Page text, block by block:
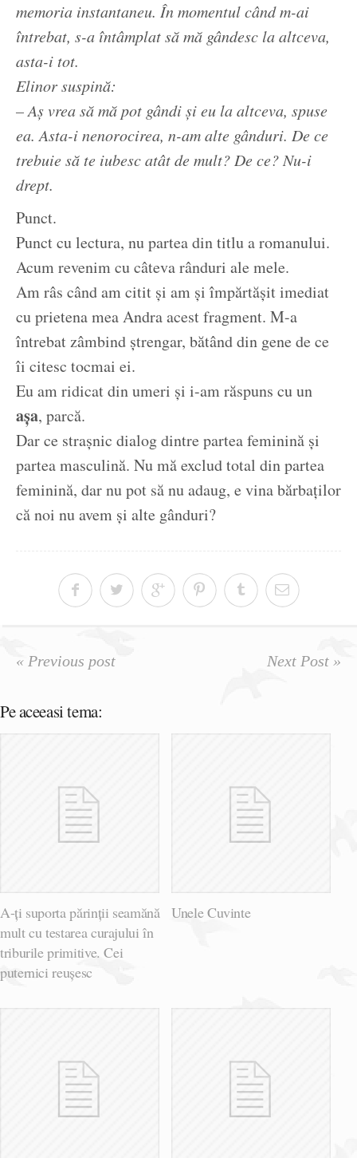
memoria instantaneu. În momentul când m-ai
întrebat, s-a întâmplat să mă gândesc la altceva,
asta-i tot.
Elinor suspină:
– Aș vrea să mă pot gândi și eu la altceva, spuse
ea. Asta-i nenorocirea, n-am alte gânduri. De ce
trebuie să te iubesc atât de mult? De ce? Nu-i
drept.
Punct.
Punct cu lectura, nu partea din titlu a romanului.
Acum revenim cu câteva rânduri ale mele.
Am râs când am citit și am și împărtășit imediat
cu prietena mea Andra acest fragment. M-a
întrebat zâmbind ștrengar, bătând din gene de ce
îi citesc tocmai ei.
Eu am ridicat din umeri și i-am răspuns cu un
așa, parcă.
Dar ce strașnic dialog dintre partea feminină și
partea masculină. Nu mă exclud total din partea
feminină, dar nu pot să nu adaug, e vina bărbaților
că noi nu avem și alte gânduri?
« Previous post Next Post »
Pe aceeasi tema:
A-ți suporta părinții seamănă
mult cu testarea curajului în
triburile primitive. Cei
puternici reușesc
Unele Cuvinte